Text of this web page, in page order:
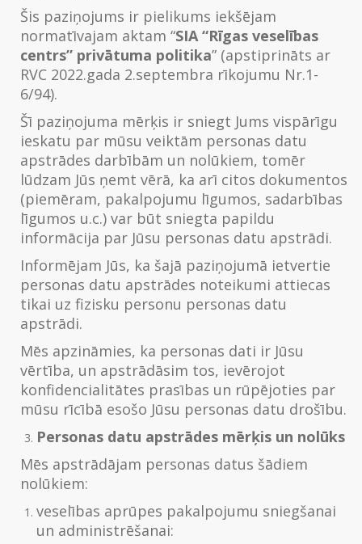
Šis paziņojums ir pielikums iekšējam
normatīvajam aktam “SIA “Rīgas veselības
centrs” privātuma politika” (apstiprināts ar
RVC 2022.gada 2.septembra rīkojumu Nr.1-
6/94).
Šī paziņojuma mērķis ir sniegt Jums vispārīgu
ieskatu par mūsu veiktām personas datu
apstrādes darbībām un nolūkiem, tomēr
lūdzam Jūs ņemt vērā, ka arī citos dokumentos
(piemēram, pakalpojumu līgumos, sadarbības
līgumos u.c.) var būt sniegta papildu
informācija par Jūsu personas datu apstrādi.
Informējam Jūs, ka šajā paziņojumā ietvertie
personas datu apstrādes noteikumi attiecas
tikai uz fizisku personu personas datu
apstrādi.
Mēs apzināmies, ka personas dati ir Jūsu
vērtība, un apstrādāsim tos, ievērojot
konfidencialitātes prasības un rūpējoties par
mūsu rīcībā esošo Jūsu personas datu drošību.
Personas datu apstrādes mērķis un nolūks
Mēs apstrādājam personas datus šādiem
nolūkiem:
veselības aprūpes pakalpojumu sniegšanai
un administrēšanai: